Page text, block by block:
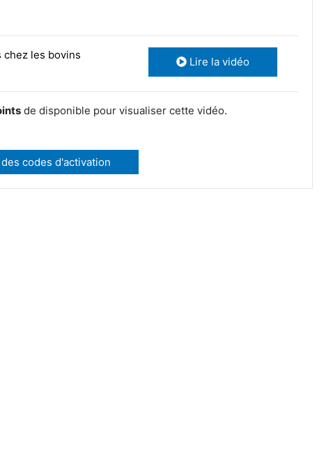
chez les bovins
Lire la vidéo
de disponible pour visualiser cette vidéo.
codes d'activation